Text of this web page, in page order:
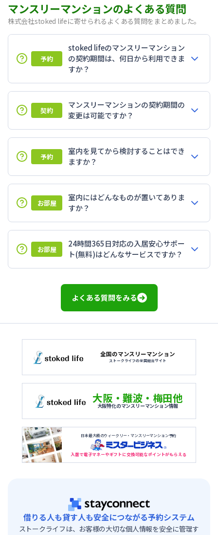
マンスリーマンションのよくある質問
株式会社stoked lifeに寄せられるよくある質問をまとめました。
予約
stoked lifeのマンスリーマンション
の契約期間は、何日から利用できま
すか？
契約
マンスリーマンションの契約期間の
変更は可能ですか？
予約
室内を見てから検討することはでき
ますか？
お部屋
室内にはどんなものが置いてありま
すか？
お部屋
24時間365日対応の入居安心サポー
ト(無料)はどんなサービスですか？
よくある質問をみる
全国のマンスリーマンション
ストークライフの全国総合サイト
大阪・難波・梅田他
大阪特化のマンスリーマンション情報
日本最大級のウィークリー・マンスリーマンション予約
入居で電子マネーやギフトに交換可能なポイントがもらえる
借りる人も貸す人も安全につながる予約システム
ストークライフは、お客様の大切な個人情報を安全に管理す